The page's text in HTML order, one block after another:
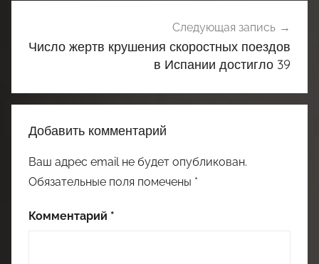
Следующая запись
Число жертв крушения скоростных поездов
в Испании достигло 39
Добавить комментарий
Ваш адрес email не будет опубликован.
Обязательные поля помечены *
Комментарий *